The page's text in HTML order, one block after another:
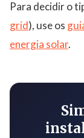
Para decidir o
grid), use os
energia solar.